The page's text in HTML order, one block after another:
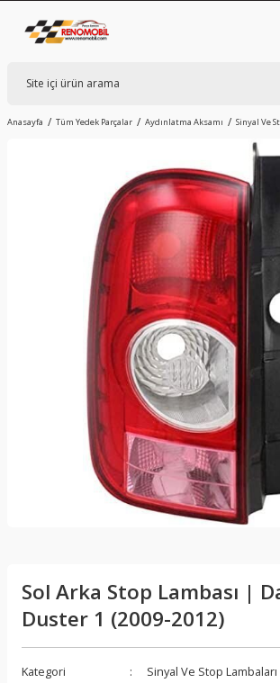
Anasayfa Tüm Yedek Parçalar Aydınlatma Aksamı Sinyal Ve
Sol Arka Stop Lambası |
Duster 1 (2009-2012)
Kategori Sinyal Ve Stop Lambaları